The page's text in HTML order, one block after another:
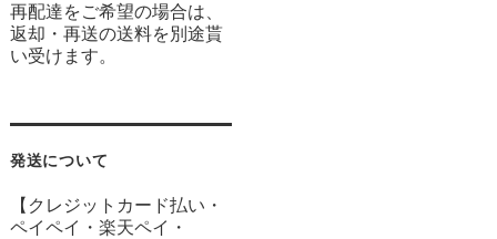
再配達をご希望の場合は、
返却・再送の送料を別途貰
い受けます。
発送について
【クレジットカード払い・
ペイペイ・楽天ペイ・